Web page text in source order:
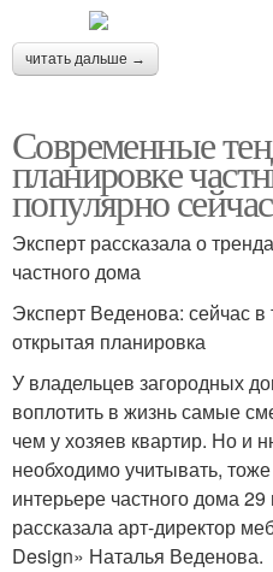
читать дальше →
Современные
планировке
популярно сейчас
Эксперт рассказала о
частного дома
Эксперт Веденова: сейчас
открытая планировка
У владельцев загородных
воплотить в жизнь самые
чем у хозяев квартир. Но и
необходимо учитывать,
интерьере частного дома
рассказала арт-директор
Design» Наталья Веденова.